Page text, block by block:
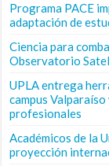
Programa PACE
adaptación de
Ciencia para
Observatorio
UPLA entrega
campus
profesionales
Académicos de la
proyección